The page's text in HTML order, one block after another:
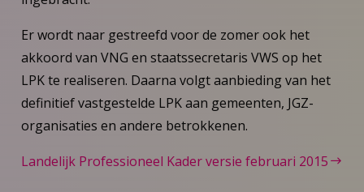
Er wordt naar gestreefd voor de zomer ook het
akkoord van VNG en staatssecretaris VWS op het
LPK te realiseren. Daarna volgt aanbieding van het
definitief vastgestelde LPK aan gemeenten, JGZ-
organisaties en andere betrokkenen.
Landelijk Professioneel Kader versie februari 2015